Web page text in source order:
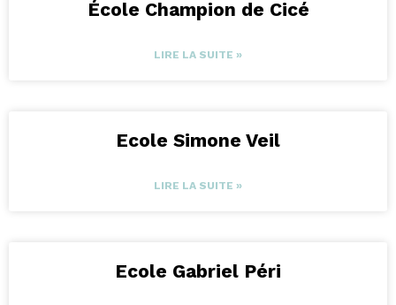
École Champion de Cicé
LIRE LA SUITE »
Ecole Simone Veil
LIRE LA SUITE »
Ecole Gabriel Péri